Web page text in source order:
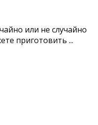
или не случайно
приготовить ...